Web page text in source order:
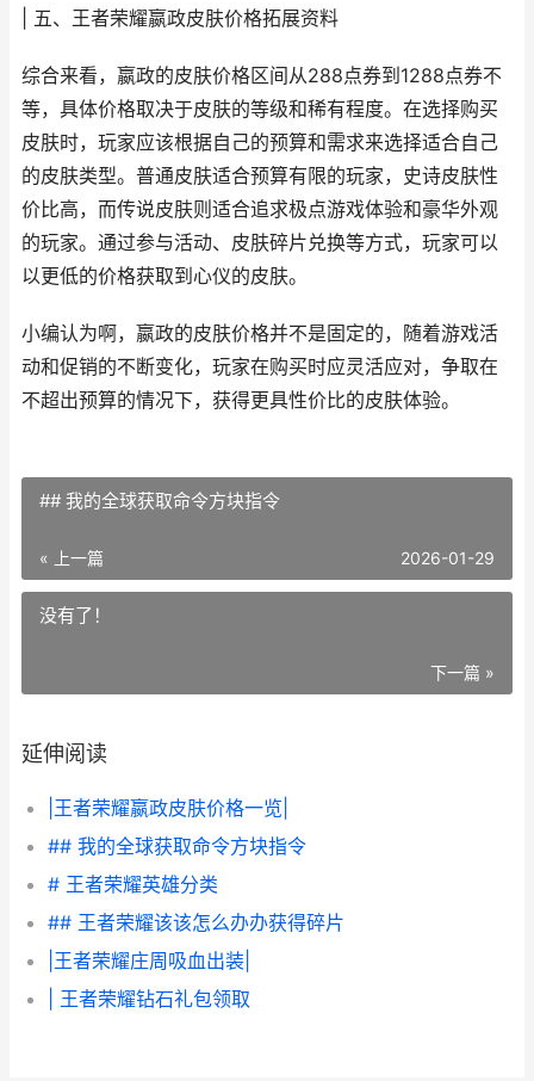
| 五、王者荣耀嬴政皮肤价格拓展资料
综合来看，嬴政的皮肤价格区间从288点券到1288点券不
等，具体价格取决于皮肤的等级和稀有程度。在选择购买
皮肤时，玩家应该根据自己的预算和需求来选择适合自己
的皮肤类型。普通皮肤适合预算有限的玩家，史诗皮肤性
价比高，而传说皮肤则适合追求极点游戏体验和豪华外观
的玩家。通过参与活动、皮肤碎片兑换等方式，玩家可以
以更低的价格获取到心仪的皮肤。
小编认为啊，嬴政的皮肤价格并不是固定的，随着游戏活
动和促销的不断变化，玩家在购买时应灵活应对，争取在
不超出预算的情况下，获得更具性价比的皮肤体验。
## 我的全球获取命令方块指令
« 上一篇 2026-01-29
没有了！
下一篇 »
延伸阅读
|王者荣耀嬴政皮肤价格一览|
## 我的全球获取命令方块指令
# 王者荣耀英雄分类
## 王者荣耀该该怎么办办获得碎片
|王者荣耀庄周吸血出装|
| 王者荣耀钻石礼包领取